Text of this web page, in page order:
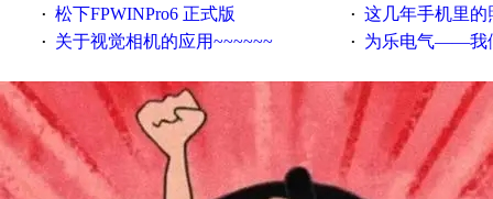
· 松下FPWINPro6 正式版 · 这几年手机里的
· 关于视觉相机的应用~~~~~~ · 为乐电气——我们专